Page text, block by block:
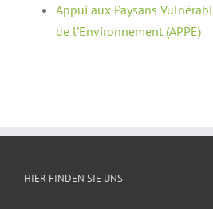
Appui aux Paysans
de l’Environnement (APPE)
HIER FINDEN SIE UNS